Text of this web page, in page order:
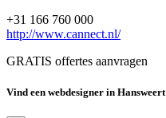
+31 166 760 000
http://www.cannect.nl/
GRATIS offertes aanvragen
Vind een webdesigner in Hansweert